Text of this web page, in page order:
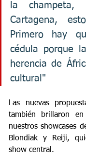
la
Cartagena,
Primero hay
cédula porque
herencia de
cultural"
Las nuevas
también brillaron
nuestros showcases
Blondiak y Reiji,
show central.